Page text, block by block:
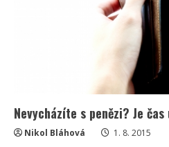
Nevycházíte s penězi? Je
Nikol Bláhová 1. 8. 2015